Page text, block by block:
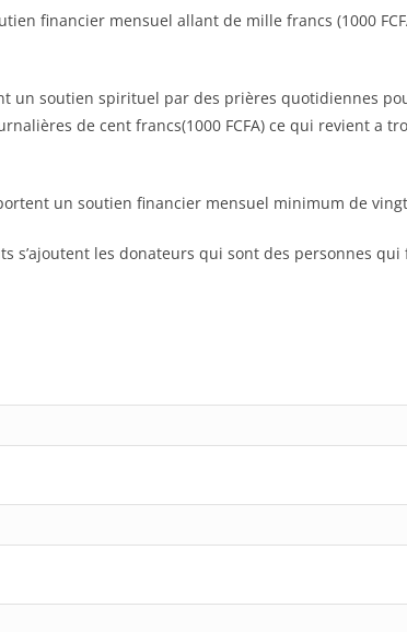
financier mensuel allant de mille francs (1000
un soutien spirituel par des prières quotidiennes
de cent francs(1000 FCFA) ce qui revient a
un soutien financier mensuel minimum de
s’ajoutent les donateurs qui sont des personnes